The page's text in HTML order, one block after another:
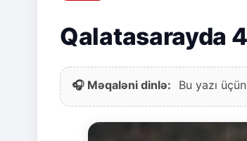
Qalatasarayda
🎧 Məqaləni dinlə: Bu yazı